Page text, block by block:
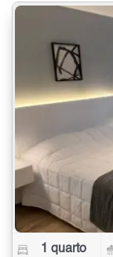
1 quarto